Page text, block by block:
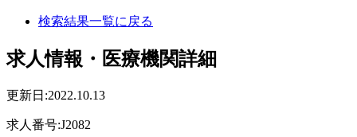
検索結果一覧に戻る
求人情報・医療機関詳細
更新日:2022.10.13
求人番号:J2082